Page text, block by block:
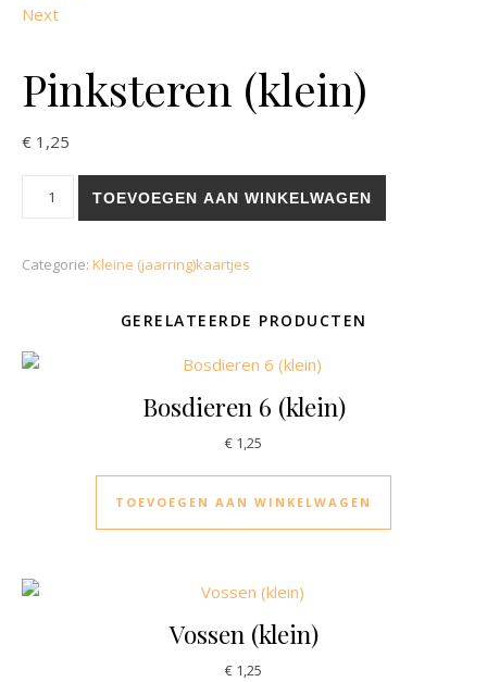
Next
Pinksteren (klein)
€ 1,25
TOEVOEGEN AAN WINKELWAGEN
Categorie: Kleine (jaarring)kaartjes
GERELATEERDE PRODUCTEN
Bosdieren 6 (klein)
€ 1,25
TOEVOEGEN AAN WINKELWAGEN
Vossen (klein)
€ 1,25